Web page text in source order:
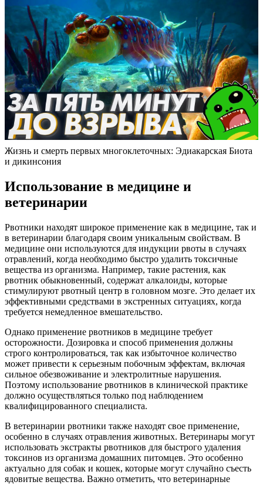
Жизнь и смерть первых многоклеточных: Эдиакарская Биота
и дикинсония
Использование в медицине и
ветеринарии
Рвотники находят широкое применение как в медицине, так и
в ветеринарии благодаря своим уникальным свойствам. В
медицине они используются для индукции рвоты в случаях
отравлений, когда необходимо быстро удалить токсичные
вещества из организма. Например, такие растения, как
рвотник обыкновенный, содержат алкалоиды, которые
стимулируют рвотный центр в головном мозге. Это делает их
эффективными средствами в экстренных ситуациях, когда
требуется немедленное вмешательство.
Однако применение рвотников в медицине требует
осторожности. Дозировка и способ применения должны
строго контролироваться, так как избыточное количество
может привести к серьезным побочным эффектам, включая
сильное обезвоживание и электролитные нарушения.
Поэтому использование рвотников в клинической практике
должно осуществляться только под наблюдением
квалифицированного специалиста.
В ветеринарии рвотники также находят свое применение,
особенно в случаях отравления животных. Ветеринары могут
использовать экстракты рвотников для быстрого удаления
токсинов из организма домашних питомцев. Это особенно
актуально для собак и кошек, которые могут случайно съесть
ядовитые вещества. Важно отметить, что ветеринарные